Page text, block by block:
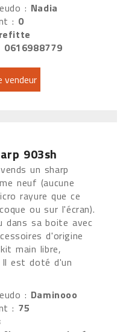
: Nadia
: 0
0616988779
903sh
un sharp
neuf (aucune
rayure que ce
ou sur l'écran).
dans sa boite avec
d'origine
main libre,
Il est doté d'un
: Daminooo
: 75